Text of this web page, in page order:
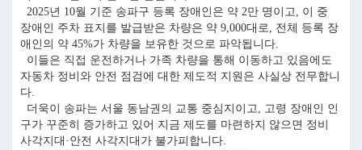
2025년 10월 기준 송파구 등록 장애인은 약 2만 명이고, 이 중
장애인 주차 표지를 발급받은 차량은 약 9,000대로, 전체 등록 장
애인의 약 45%가 차량을 보유한 것으로 파악됩니다.
이들은 직접 운전하거나 가족 차량을 통해 이동하고 있음에도
자동차 정비와 안전 점검에 대한 제도적 지원은 사실상 전무합니
다.
더욱이 송파는 서울 동남권의 교통 중심지이고, 고령 장애인 인
구가 꾸준히 증가하고 있어 지금 제도를 마련하지 않으면 정비
사각지대·안전 사각지대가 불가피합니다.